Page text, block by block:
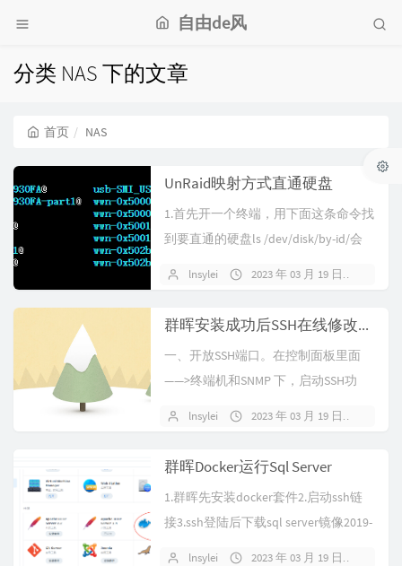
自由de风
分类 NAS 下的文章
首页 NAS
UnRaid映射方式直通硬盘
1.首先开一个终端，用下面这条命令找
到要直通的硬盘ls /dev/disk/by-id/会
lnsylei 2023 年 03 月 19 日
群晖安装成功后SSH在线修改SN及MAC
⼀、开放SSH端⼝。在控制⾯板⾥⾯
——>终端机和SNMP 下，启动SSH功
lnsylei 2023 年 03 月 19 日
群晖Docker运行Sql Server
1.群晖先安装docker套件2.启动ssh链
接3.ssh登陆后下载sql server镜像2019-
lnsylei 2023 年 03 月 19 日